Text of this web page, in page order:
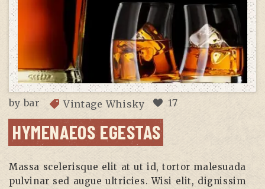
bybar Vintage Whisky 17
HYMENAEOS EGESTAS
Massa scelerisque elit at ut id, tortor malesuada
pulvinar sed augue ultricies. Wisi elit, dignissim